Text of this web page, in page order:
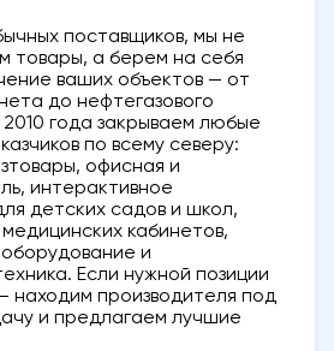
поставщиков, мы не
товары, а берем на себя
ваших объектов — от
до нефтегазового
года закрываем любые
по всему северу:
офисная и
интерактивное
детских садов и школ,
кабинетов,
и
Если нужной позиции
находим производителя под
и предлагаем лучшие